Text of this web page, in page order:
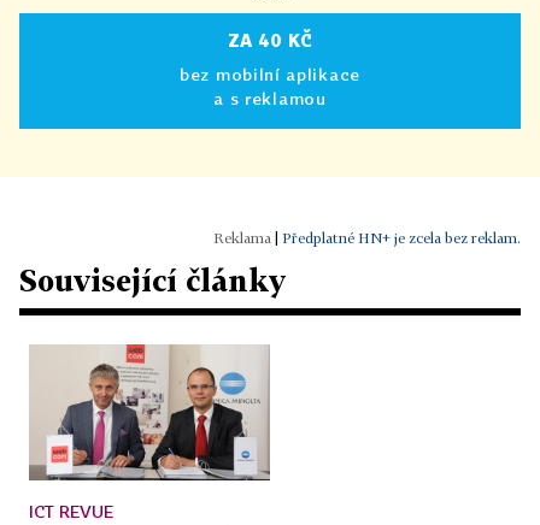
ZA 40 KČ
bez mobilní aplikace
a s reklamou
Předplatné HN+ je zcela bez reklam.
Související články
ICT REVUE